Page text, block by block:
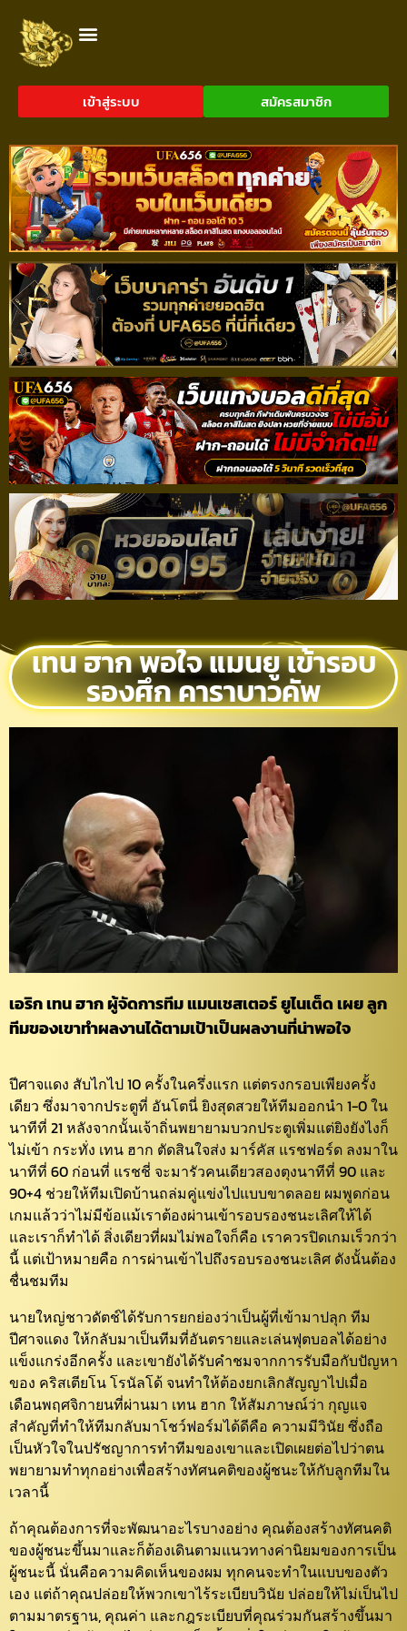
เข้าสู่ระบบ สมัครสมาชิก
เทน ฮาก พอใจ แมนยู เข้ารอบ
รองศึก คาราบาวคัพ
เอริก เทน ฮาก ผู้จัดการทีมแมนเชสเตอร์ ยูไนเต็ดเผย ลูก
ทีมของเขาทำผลงานได้ตามเป้าเป็นผลงานที่น่าพอใจ
ปีศาจแดง สับไกไป 10 ครั้งในครึ่งแรก แต่ตรงกรอบเพียงครั้ง
เดียว ซึ่งมาจากประตูที่ อันโตนี่ ยิงสุดสวยให้ทีมออกนำ 1-0 ใน
นาทีที่ 21 หลังจากนั้นเจ้าถิ่นพยายามบวกประตูเพิ่มแต่ยิงยังไงก็
ไม่เข้า กระทั่ง เทน ฮาก ตัดสินใจส่ง มาร์คัส แรชฟอร์ด ลงมาใน
นาทีที่ 60 ก่อนที่ แรชชี่ จะมารัวคนเดียวสองตุงนาทีที่ 90 และ
90+4 ช่วยให้ทีมเปิดบ้านถล่มคู่แข่งไปแบบขาดลอย ผมพูดก่อน
เกมแล้วว่าไม่มีข้อแม้เราต้องผ่านเข้ารอบรองชนะเลิศให้ได้
และเราก็ทำได้ สิ่งเดียวที่ผมไม่พอใจก็คือ เราควรปิดเกมเร็วกว่า
นี้ แต่เป้าหมายคือ การผ่านเข้าไปถึงรอบรองชนะเลิศ ดังนั้นต้อง
ชื่นชมทีม
นายใหญ่ชาวดัตช์ได้รับการยกย่องว่าเป็นผู้ที่เข้ามาปลุก ทีม
ปีศาจแดง ให้กลับมาเป็นทีมที่อันตรายและเล่นฟุตบอลได้อย่าง
แข็งแกร่งอีกครั้ง และเขายังได้รับคำชมจากการรับมือกับปัญหา
ของ คริสเตียโน โรนัลโด้ จนทำให้ต้องยกเลิกสัญญาไปเมื่อ
เดือนพฤศจิกายนที่ผ่านมา เทน ฮาก ให้สัมภาษณ์ว่า กุญแจ
สำคัญที่ทำให้ทีมกลับมาโชว์ฟอร์มได้ดีคือ ความมีวินัย ซึ่งถือ
เป็นหัวใจในปรัชญาการทำทีมของเขาและเปิดเผยต่อไปว่าตน
พยายามทำทุกอย่างเพื่อสร้างทัศนคติของผู้ชนะให้กับลูกทีมใน
เวลานี้
ถ้าคุณต้องการที่จะพัฒนาอะไรบางอย่าง คุณต้องสร้างทัศนคติ
ของผู้ชนะขึ้นมาและก็ต้องเดินตามแนวทางค่านิยมของการเป็น
ผู้ชนะนี้ นั่นคือความคิดเห็นของผม ทุกคนจะทำในแบบของตัว
เอง แต่ถ้าคุณปล่อยให้พวกเขาไร้ระเบียบวินัย ปล่อยให้ไม่เป็นไป
ตามมาตรฐาน, คุณค่า และกฎระเบียบที่คุณร่วมกันสร้างขึ้นมา